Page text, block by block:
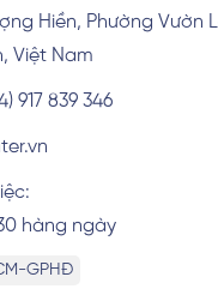
Hiền, Phường Vườn
Việt Nam
917 839 346
hàng ngày
GPHĐ